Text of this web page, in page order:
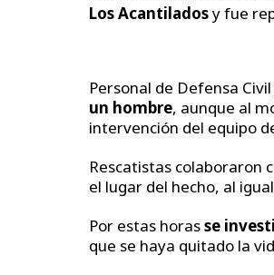
Los Acantiladosy fue
Personal de Defensa
un hombre, aunque al
intervención del equipo
Rescatistas colaboraron
el lugar del hecho, al
Por estas horasse
que se haya quitado la